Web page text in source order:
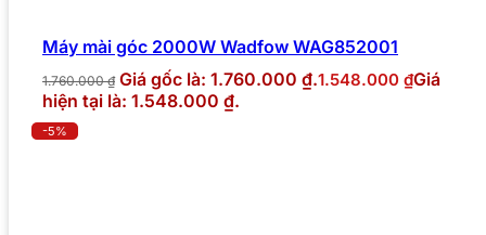
Máy mài góc 2000W Wadfow WAG852001
1.760.000₫ Giá gốc là: 1.760.000 ₫.1.548.000 ₫Giá
hiện tại là: 1.548.000 ₫.
-5%